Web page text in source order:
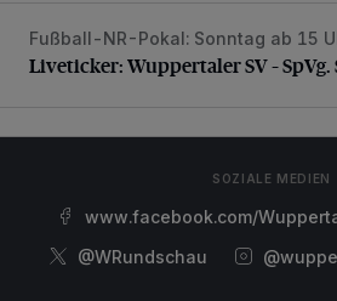
Liveticker: Wuppertaler SV – SpVg.
Fußball-NR-Pokal: Sonntag ab 15
Liveticker: Wuppertaler SV –
SOZIALE MEDIEN
www.facebook.com/
@WRundschau